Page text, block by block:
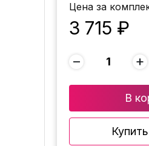
Цена за
3 715 ₽
− +
В